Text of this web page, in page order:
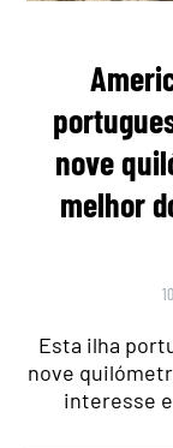
nove
melhor
Esta ilha
nove
interesse